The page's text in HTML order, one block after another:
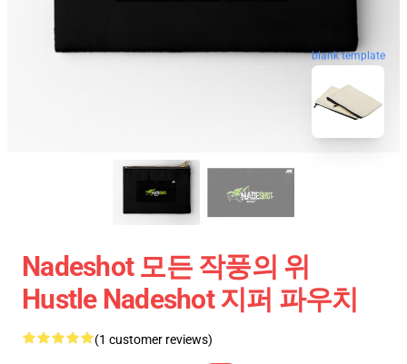
blank template
Nadeshot 모든 작풍의 위
Hustle Nadeshot 지퍼 파우치
(1 customer reviews)